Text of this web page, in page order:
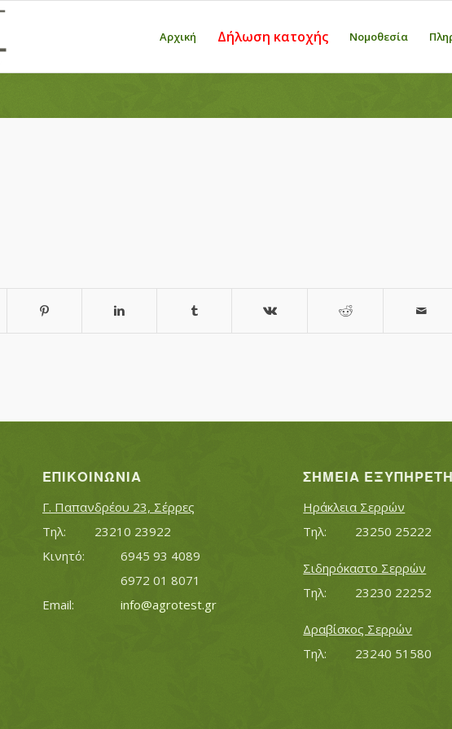
Αρχική Δήλωση κατοχής Νομοθεσία
ΕΠΙΚΟΙΝΩΝΊΑ
Γ. Παπανδρέου 23, Σέρρες
Τηλ:		23210 23922
Κινητό:		6945 93 4089
			6972 01 8071
info@agrotest.gr
ΣΗΜΕΊΑ
Ηράκλεια Σερρών
Τηλ:		23250 25222
Σιδηρόκαστο Σερρών
Τηλ:		23230 22252
Δραβίσκος Σερρών
Τηλ:		23240 51580